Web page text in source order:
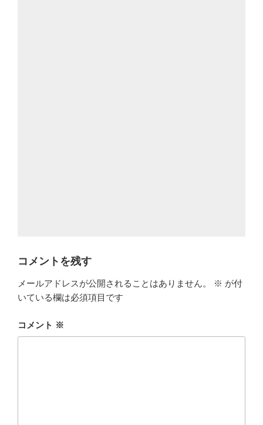
コメントを残す
メールアドレスが公開されることはありません。 ※ が付
いている欄は必須項目です
コメント ※